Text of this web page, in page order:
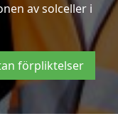
av solceller i
förpliktelser